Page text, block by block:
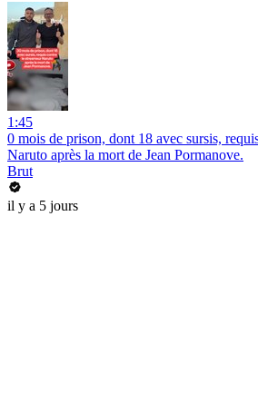
1:45
0 mois de prison, dont 18 avec sursis,
Naruto après la mort de Jean Pormanove.
Brut
il y a 5 jours